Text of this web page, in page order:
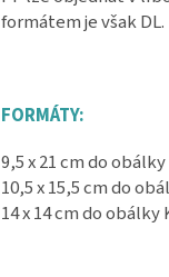
formátem je však DL.
FORMÁTY:
9,5 x 21 cm do obálky
10,5 x 15,5 cm do
14 x 14 cm do obálky